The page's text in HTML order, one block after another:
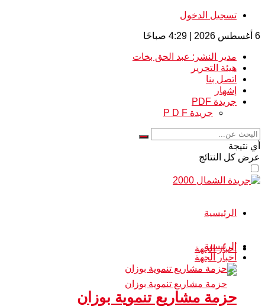
تسجيل الدخول
6 أغسطس 2026 | 4:29 صباحًا
مدير النشر: عبد الحق بخات
هيئة التحرير
اتصل بنا
إشهار
جريدة PDF
جريدة P D F
أي نتيجة
عرض كل النتائج
الرئيسية
أخبار الجهة
الرئيسية
أخبار الجهة
حزمة مشاريع تنموية بوزان